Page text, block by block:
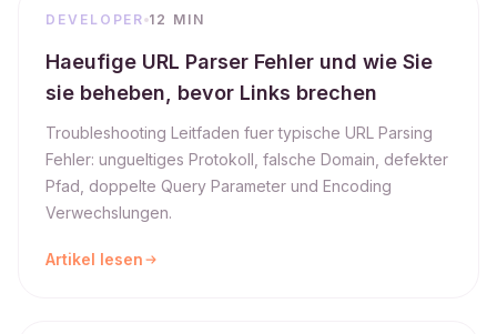
DEVELOPER 12 MIN
Haeufige URL Parser Fehler und wie Sie
sie beheben, bevor Links brechen
Troubleshooting Leitfaden fuer typische URL Parsing
Fehler: ungueltiges Protokoll, falsche Domain, defekter
Pfad, doppelte Query Parameter und Encoding
Verwechslungen.
Artikel lesen